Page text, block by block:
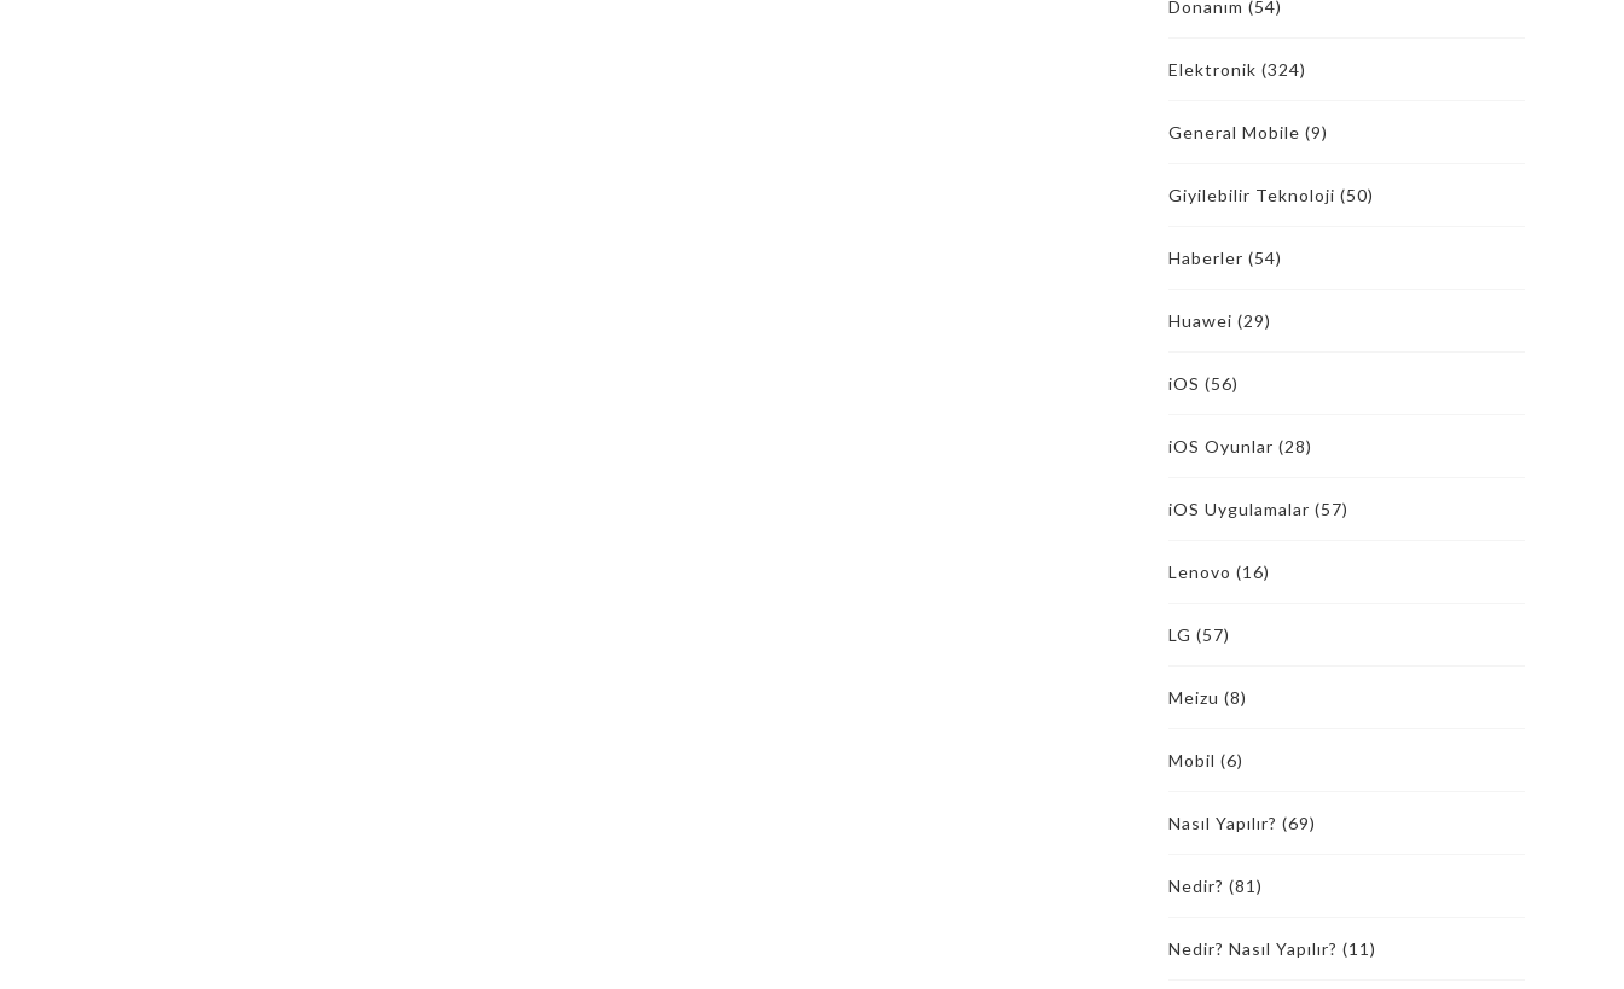
Donanım (54)
Elektronik (324)
General Mobile (9)
Giyilebilir Teknoloji (50)
Haberler (54)
Huawei (29)
iOS (56)
iOS Oyunlar (28)
iOS Uygulamalar (57)
Lenovo (16)
LG (57)
Meizu (8)
Mobil (6)
Nasıl Yapılır? (69)
Nedir? (81)
Nedir? Nasıl Yapılır? (11)